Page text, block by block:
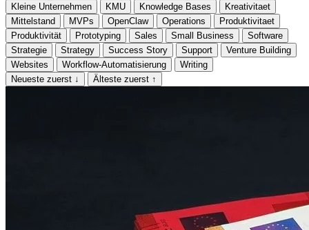
Kleine Unternehmen
KMU Knowledge Bases
Kreativitaet
Mittelstand
MVPs OpenClaw Operations
Produktivitaet
Produktivität
Prototyping Sales Small Business
Software
Strategie
Strategy Success Story Support
Venture Building
Websites
Workflow-Automatisierung
Writing
Neueste zuerst ↓ Älteste zuerst ↑